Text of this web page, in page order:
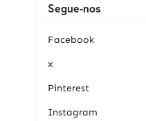
Segue-nos
Facebook
x
Pinterest
Instagram